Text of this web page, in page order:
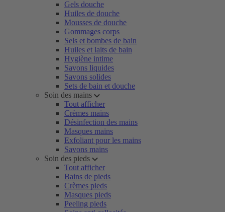
Gels douche
Huiles de douche
Mousses de douche
Gommages corps
Sels et bombes de bain
Huiles et laits de bain
Hygiène intime
Savons liquides
Savons solides
Sets de bain et douche
Soin des mains
Tout afficher
Crèmes mains
Désinfection des mains
Masques mains
Exfoliant pour les mains
Savons mains
Soin des pieds
Tout afficher
Bains de pieds
Crèmes pieds
Masques pieds
Peeling pieds